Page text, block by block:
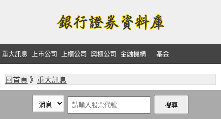
重大訊息 上市公司 上櫃公司 興櫃公司 金融機構 基金
回首頁 》 重大訊息